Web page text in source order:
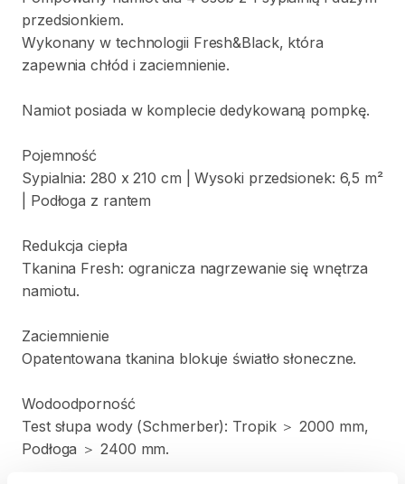
przedsionkiem.
Wykonany w technologii Fresh&Black​​,​ która
zapewnia chłód i zaciemnienie.
Namiot posiada w komplecie dedykowaną pompkę.
Pojemność
Sypialnia: 280 x 210 cm Wysoki przedsionek: 6​,​5 m²
Podłoga z rantem
Redukcja ciepła
Tkanina Fresh: ogranicza nagrzewanie się wnętrza
namiotu.
Zaciemnienie
Opatentowana tkanina blokuje światło słoneczne.
Wodoodporność
Test słupa wody (Schmerber): Tropik ＞ 2000 mm​,​
Podłoga ＞ 2400 mm.